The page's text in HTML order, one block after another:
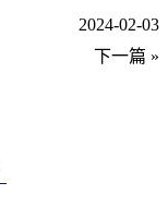
2024-02-03
下一篇 »